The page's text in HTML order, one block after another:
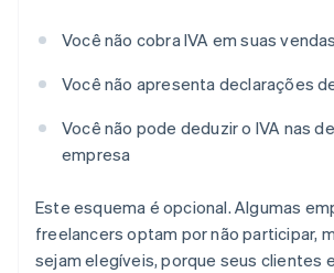
Você não cobra IVA em suas vendas
Você não apresenta declarações
Você não pode deduzir o IVA nas
empresa
Este esquema é opcional. Algumas
freelancers optam por não participar,
sejam elegíveis, porque seus clientes